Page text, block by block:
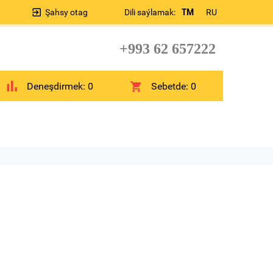
Dili saýlamak: TM RU
Şahsy otag
+993 62 657222
Deneşdirmek: 0 Sebetde:0